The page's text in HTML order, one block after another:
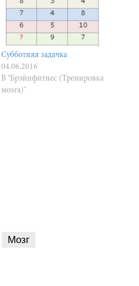
Субботняя задачка
04.06.2016
В "Брэйнфитнес (Тренировка
мозга)"
Мозг